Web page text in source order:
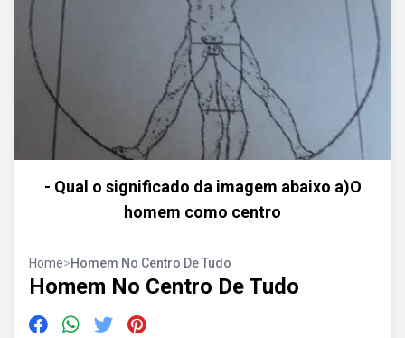
- Qual o significado da imagem abaixo a)O
homem como centro
Home>Homem No Centro De Tudo
Homem No Centro De Tudo